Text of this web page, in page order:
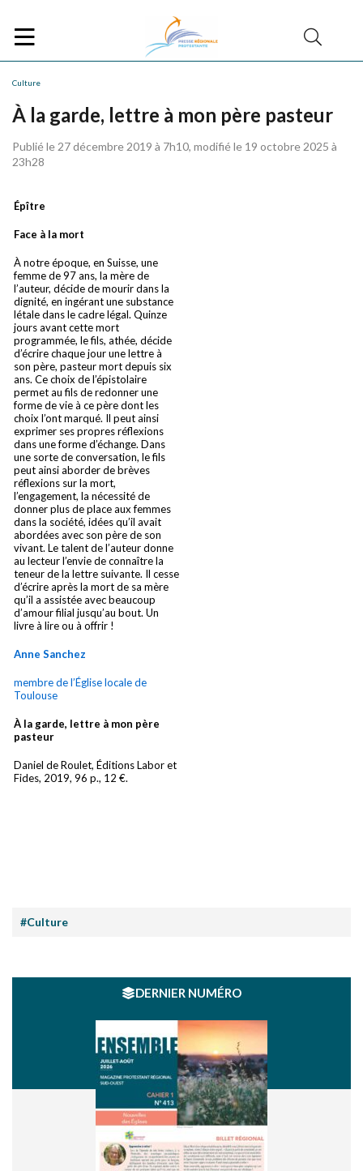
Culture
À la garde, lettre à mon père pasteur
Publié le 27 décembre 2019 à 7h10, modifié le 19 octobre 2025 à
23h28
Épître
Face à la mort
À notre époque, en Suisse, une
femme de 97 ans, la mère de
l’auteur, décide de mourir dans la
dignité, en ingérant une substance
létale dans le cadre légal. Quinze
jours avant cette mort
programmée, le fils, athée, décide
d’écrire chaque jour une lettre à
son père, pasteur mort depuis six
ans. Ce choix de l’épistolaire
permet au fils de redonner une
forme de vie à ce père dont les
choix l’ont marqué. Il peut ainsi
exprimer ses propres réflexions
dans une forme d’échange. Dans
une sorte de conversation, le fils
peut ainsi aborder de brèves
réflexions sur la mort,
l’engagement, la nécessité de
donner plus de place aux femmes
dans la société, idées qu’il avait
abordées avec son père de son
vivant. Le talent de l’auteur donne
au lecteur l’envie de connaître la
teneur de la lettre suivante. Il cesse
d’écrire après la mort de sa mère
qu’il a assistée avec beaucoup
d’amour filial jusqu’au bout. Un
livre à lire ou à offrir !
Anne Sanchez
membre de l’Église locale de
Toulouse
À la garde, lettre à mon père
pasteur
Daniel de Roulet, Éditions Labor et
Fides, 2019, 96 p., 12 €.
#Culture
DERNIER NUMÉRO